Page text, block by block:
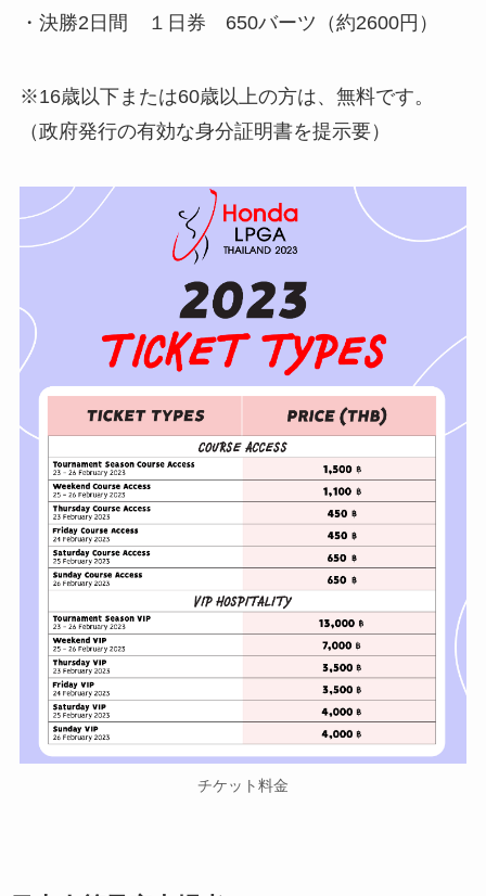
・決勝2日間 １日券 650バーツ（約2600円）
※16歳以下または60歳以上の方は、無料です。
（政府発行の有効な身分証明書を提示要）
チケット料金